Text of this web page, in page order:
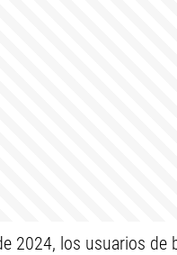
2024, los usuarios de